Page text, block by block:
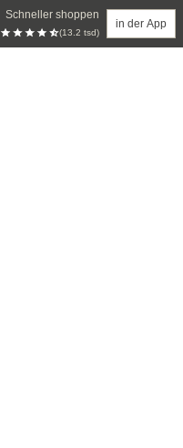
Schneller shoppen
(13.2 tsd)
in der App